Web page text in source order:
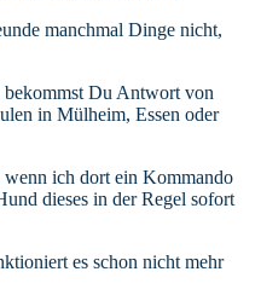
manchmal Dinge nicht,
bekommst Du Antwort von
in Mülheim, Essen oder
wenn ich dort ein Kommando
dieses in der Regel sofort
es schon nicht mehr